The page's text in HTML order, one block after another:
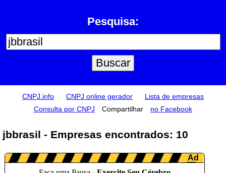
Pesquisa:
CNPJ.info CNPJ online gerador
Lista de empresas
Consulta por CNPJ
Compartilhar no Facebook
jbbrasil - Empresas encontrados: 10